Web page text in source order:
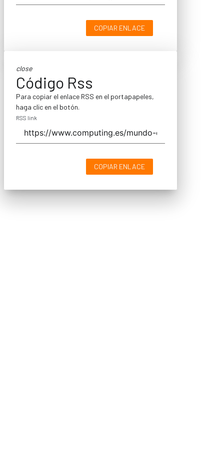
COPIAR ENLACE
close
Código Rss
Para copiar el enlace RSS en el portapapeles,
haga clic en el botón.
RSS link
COPIAR ENLACE